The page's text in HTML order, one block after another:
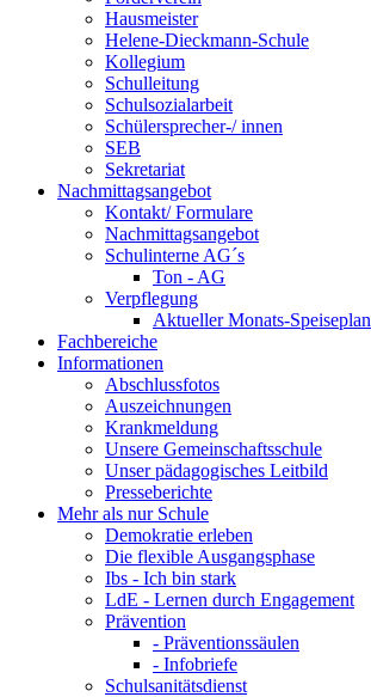
Hausmeister
Helene-Dieckmann-Schule
Kollegium
Schulleitung
Schulsozialarbeit
Schülersprecher-/ innen
SEB
Sekretariat
Nachmittagsangebot
Kontakt/ Formulare
Nachmittagsangebot
Schulinterne AG´s
Ton - AG
Verpflegung
Aktueller Monats-Speiseplan
Fachbereiche
Informationen
Abschlussfotos
Auszeichnungen
Krankmeldung
Unsere Gemeinschaftsschule
Unser pädagogisches Leitbild
Presseberichte
Mehr als nur Schule
Demokratie erleben
Die flexible Ausgangsphase
Ibs - Ich bin stark
LdE - Lernen durch Engagement
Prävention
- Präventionssäulen
- Infobriefe
Schulsanitätsdienst